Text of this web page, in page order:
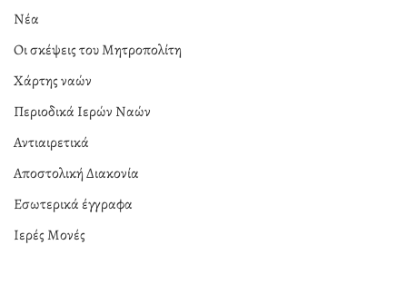
Νέα
Οι σκέψεις του Μητροπολίτη
Χάρτης ναών
Περιοδικά Ιερών Ναών
Αντιαιρετικά
Αποστολική Διακονία
Εσωτερικά έγγραφα
Ιερές Μονές